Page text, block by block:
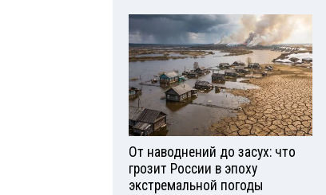
От наводнений до засух: что
грозит России в эпоху
экстремальной погоды